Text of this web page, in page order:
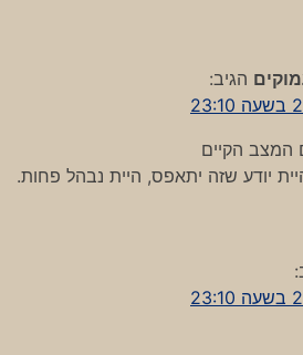
הגיב:
המצב הקיים
יודע שזה יתאפס, היית נבהל פחות.